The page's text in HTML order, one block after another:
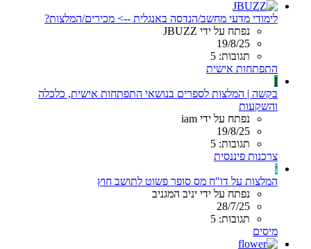
לימודי מדעי מחשב/הנדסה באנגלית --> מכירים/המלצות?
נפתח על ידי JBUZZ
19/8/25
תגובות: 5
התפתחות אישית
I
בקשה | המלצות לספרים בנושאי התפתחות אישית, כלכלה
והשקעות
נפתח על ידי iam
19/8/25
תגובות: 5
צרכנות פיננסית
י
המלצות על דו"ח מס סופר פשוט לתושב חוץ
נפתח על ידי יניב המגניב
28/7/25
תגובות: 5
מיסים